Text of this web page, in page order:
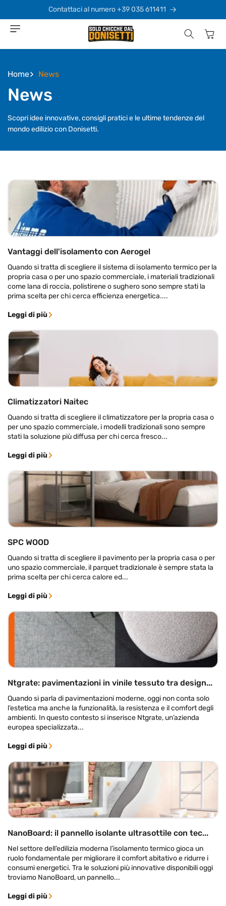
direttamente
ai contenuti
Contattaci al numero +39 035 611411
Carrello
Home News
News
Scopri idee innovative, consigli pratici e le ultime tendenze del
mondo edilizio con Donisetti.
Vantaggi dell'isolamento con Aerogel
Quando si tratta di scegliere il sistema di isolamento termico per la
propria casa o per uno spazio commerciale, i materiali tradizionali
come lana di roccia, polistirene o sughero sono sempre stati la
prima scelta per chi cerca efficienza energetica....
Leggi di più
Climatizzatori Naitec
Quando si tratta di scegliere il climatizzatore per la propria casa o
per uno spazio commerciale, i modelli tradizionali sono sempre
stati la soluzione più diffusa per chi cerca fresco...
Leggi di più
SPC WOOD
Quando si tratta di scegliere il pavimento per la propria casa o per
uno spazio commerciale, il parquet tradizionale è sempre stata la
prima scelta per chi cerca calore ed...
Leggi di più
Ntgrate: pavimentazioni in vinile tessuto tra design...
Quando si parla di pavimentazioni moderne, oggi non conta solo
l’estetica ma anche la funzionalità, la resistenza e il comfort degli
ambienti. In questo contesto si inserisce Ntgrate, un’azienda
europea specializzata...
Leggi di più
NanoBoard: il pannello isolante ultrasottile con tec...
Nel settore dell’edilizia moderna l’isolamento termico gioca un
ruolo fondamentale per migliorare il comfort abitativo e ridurre i
consumi energetici. Tra le soluzioni più innovative disponibili oggi
troviamo NanoBoard, un pannello...
Leggi di più